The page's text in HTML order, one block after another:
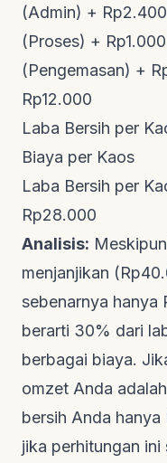
(Admin) +
(Proses) +
(Pengemasan) +
Rp12.000
Laba Bersih per
Biaya per Kaos
Laba Bersih per
Rp28.000
Analisis:
menjanjikan
sebenarnya hanya
berarti 30% dari
berbagai biaya.
omzet Anda
bersih Anda
jika perhitungan ini